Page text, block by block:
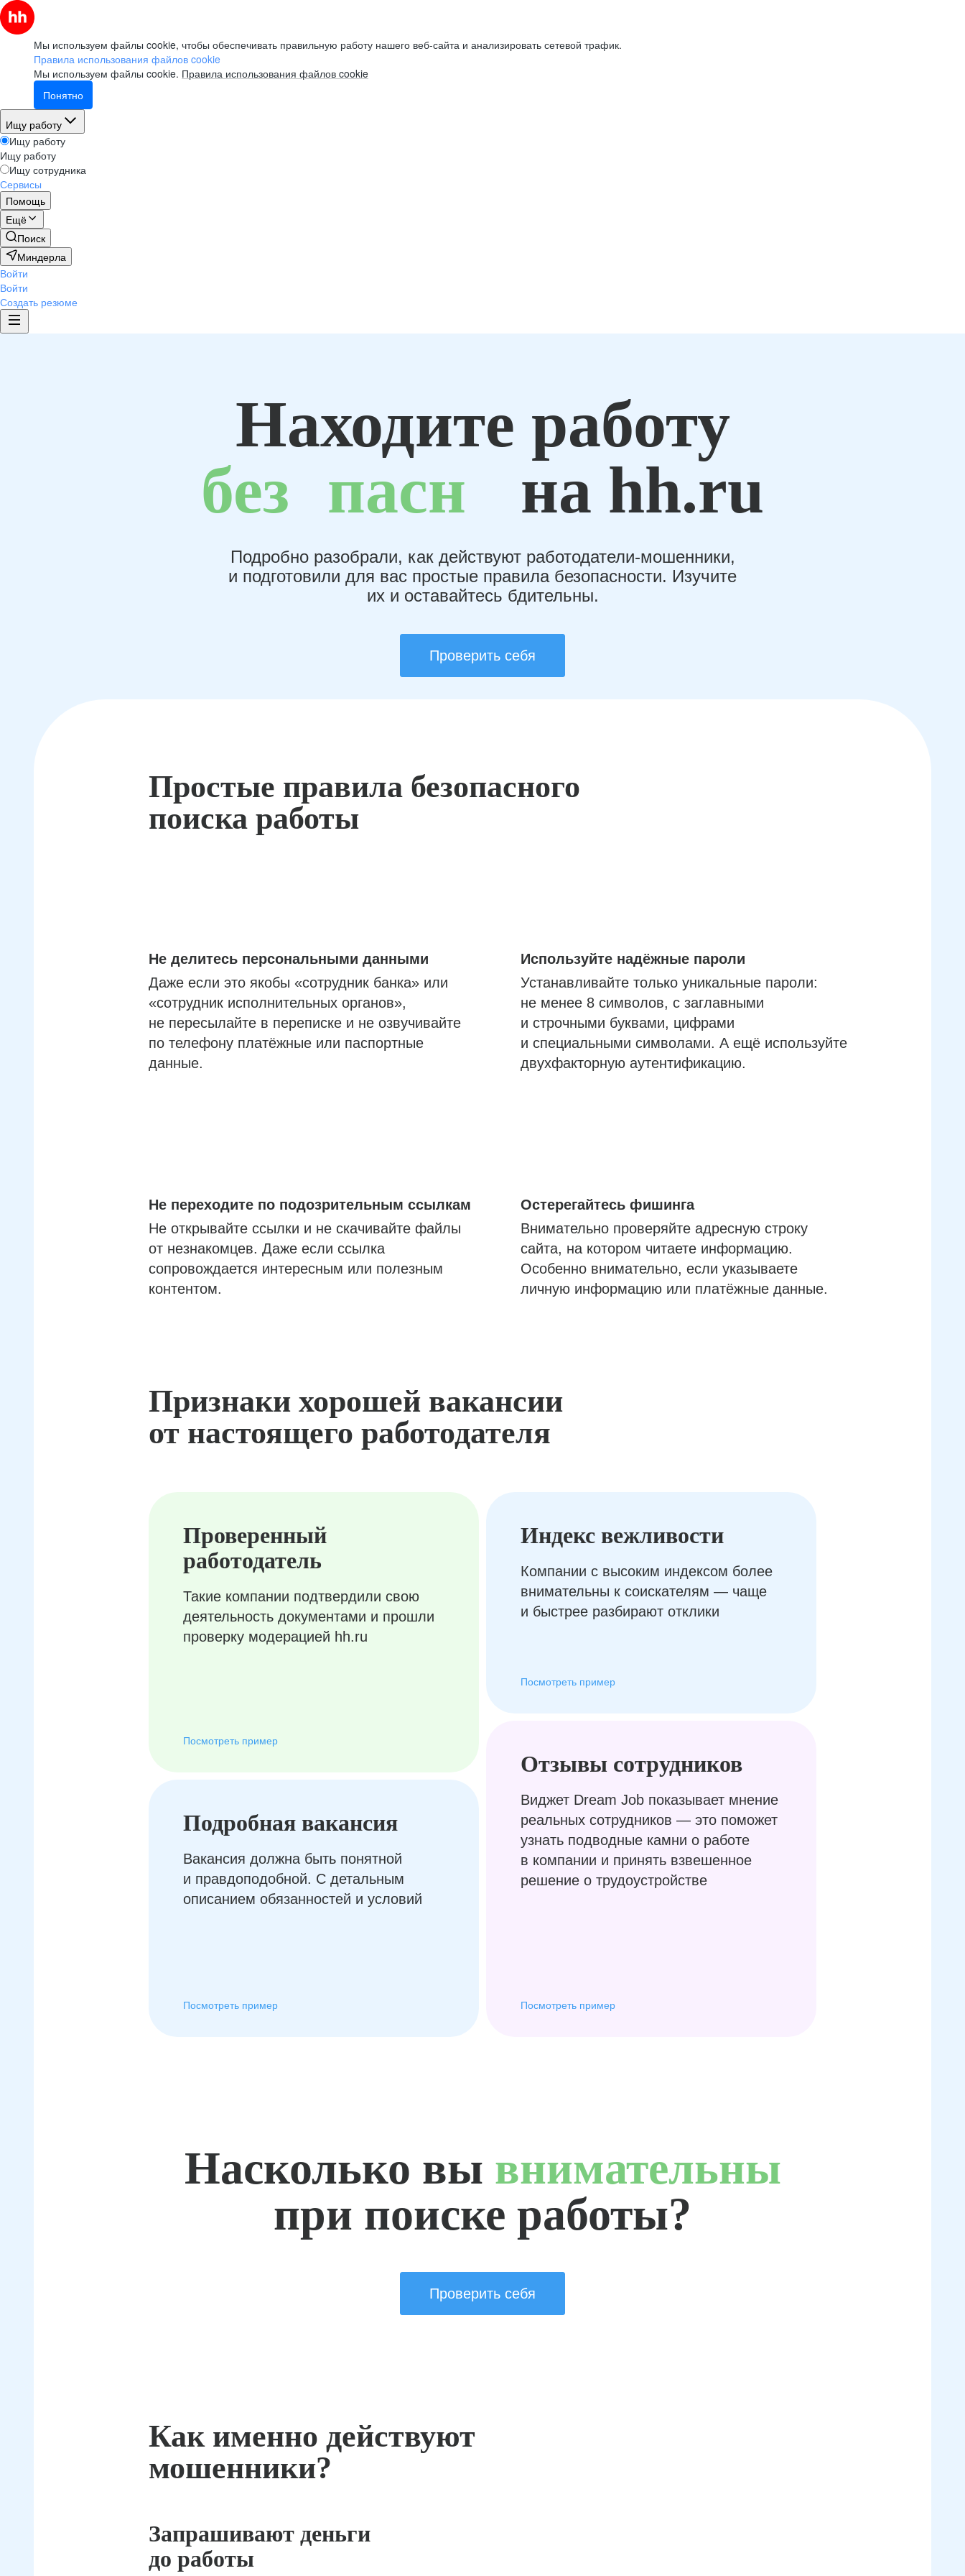
Мы используем файлы cookie, чтобы обеспечивать правильную работу нашего веб-сайта и анализировать сетевой трафик.
Правила использования файлов cookie
Мы используем файлы cookie. Правила использования файлов cookie
Понятно
Ищу работу
Ищу работу
Ищу работу
Ищу сотрудника
Сервисы
Помощь
Ещё
Поиск
Миндерла
Войти
Войти
Создать резюме
Находите работу
без пасн на hh.ru
Подробно разобрали, как действуют работодатели-мошенники,
и подготовили для вас простые правила безопасности. Изучите
их и оставайтесь бдительны.
Проверить себя
Простые правила безопасного
поиска работы
Не делитесь персональными данными
Даже если это якобы «сотрудник банка» или
«сотрудник исполнительных органов»,
не пересылайте в переписке и не озвучивайте
по телефону платёжные или паспортные
данные.
Используйте надёжные пароли
Устанавливайте только уникальные пароли:
не менее 8 символов, с заглавными
и строчными буквами, цифрами
и специальными символами. А ещё используйте
двухфакторную аутентификацию.
Не переходите по подозрительным ссылкам
Не открывайте ссылки и не скачивайте файлы
от незнакомцев. Даже если ссылка
сопровождается интересным или полезным
контентом.
Остерегайтесь фишинга
Внимательно проверяйте адресную строку
сайта, на котором читаете информацию.
Особенно внимательно, если указываете
личную информацию или платёжные данные.
Признаки хорошей вакансии
от настоящего работодателя
Проверенный
работодатель
Такие компании подтвердили свою
деятельность документами и прошли
проверку модерацией hh.ru
Посмотреть пример
Подробная вакансия
Вакансия должна быть понятной
и правдоподобной. С детальным
описанием обязанностей и условий
Посмотреть пример
Отзывы сотрудников
Виджет Dream Job показывает мнение
реальных сотрудников — это поможет
узнать подводные камни о работе
в компании и принять взвешенное
решение о трудоустройстве
Посмотреть пример
Индекс вежливости
Компании с высоким индексом более
внимательны к соискателям — чаще
и быстрее разбирают отклики
Посмотреть пример
Насколько вы внимательны
при поиске работы?
Проверить себя
Как именно действуют
мошенники?
Запрашивают деньги
до работы